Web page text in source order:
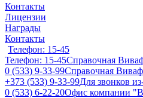
Контакты
Лицензии
Награды
Контакты
Телефон: 15-45
Телефон: 15-45Справочная
0 (533) 9-33-99Справочная
+373 (533) 9-33-99Для звонков
0 (533) 6-22-20Офис компании